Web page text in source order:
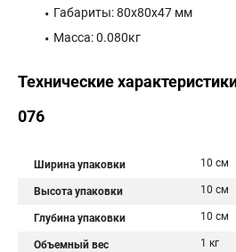
Габариты: 80x80x47 мм
Масса: 0.080кг
Технические
076
Ширина упаковки 10 см
Высота упаковки 10 см
Глубина упаковки 10 см
Объемный вес 1 кг